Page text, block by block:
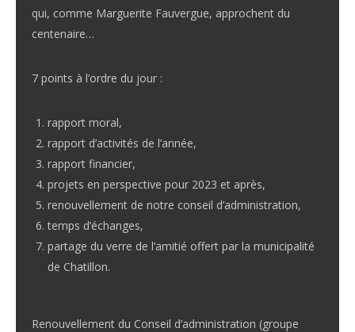
qui, comme Marguerite Fauvergue, approchent du
centenaire…
7 points à l’ordre du jour :
rapport moral,
rapport d’activités de l’année,
rapport financier,
projets en perspective pour 2023 et après,
renouvellement de notre conseil d’administration,
temps d’échanges,
partage du verre de l’amitié offert par la municipalité
de Chatillon.
Renouvellement du Conseil d’administration (groupe